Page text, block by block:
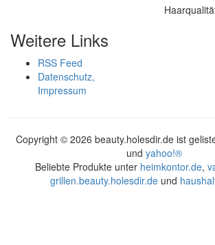
Weitere Links
RSS Feed
Datenschutz,
Impressum
Copyright © 2026 beauty.holesdir.de ist
und yahoo!®
Beliebte Produkte unter heimkontor.de,
grillen.beauty.holesdir.de und